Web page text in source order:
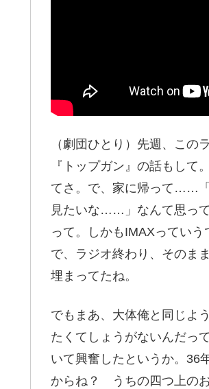
（劇団ひとり）先週、この
『トップガン』の話もし
てさ。で、家に帰って……
見たいな……」なんて思っ
って。しかもIMAXってい
で、ラジオ終わり、そのま
埋まってたね。
でもまあ、大体俺と同じよ
たくてしょうがないんだっ
いて興奮したというか。36
からね？ うちの四つ上の